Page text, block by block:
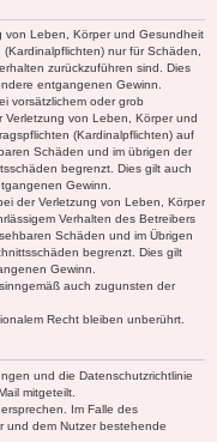
von Leben, Körper und Gesundheit
nur für Schäden,
zurückzuführen sind. Dies
entgangenen Gewinn.
vorsätzlichem oder grob
von Leben, Körper und
(Kardinalpflichten) auf
Schäden und im übrigen der
begrenzt. Dies gilt auch
Gewinn.
der Verletzung von Leben, Körper
Verhalten des Betreibers
Schäden und im Übrigen
begrenzt. Dies gilt
Gewinn.
auch zugunsten der
Recht bleiben unberührt.
und die Datenschutzrichtlinie
mitgeteilt.
Im Falle des
und dem Nutzer bestehende